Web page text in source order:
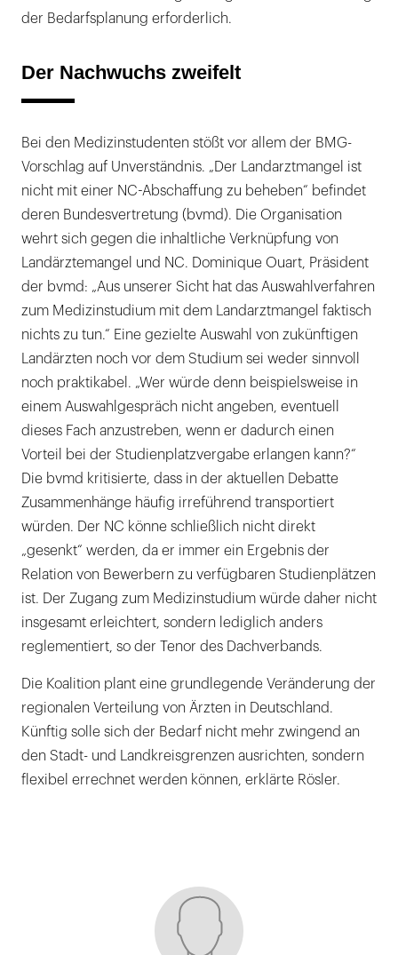
der Bedarfsplanung erforderlich.
Der Nachwuchs zweifelt
Bei den Medizinstudenten stößt vor allem der BMG-
Vorschlag auf Unverständnis. „Der Landarztmangel ist
nicht mit einer NC-Abschaffung zu beheben“ befindet
deren Bundesvertretung (bvmd). Die Organisation
wehrt sich gegen die inhaltliche Verknüpfung von
Landärztemangel und NC. Dominique Ouart, Präsident
der bvmd: „Aus unserer Sicht hat das Auswahlverfahren
zum Medizinstudium mit dem Landarztmangel faktisch
nichts zu tun.“ Eine gezielte Auswahl von zukünftigen
Landärzten noch vor dem Studium sei weder sinnvoll
noch praktikabel. „Wer würde denn beispielsweise in
einem Auswahlgespräch nicht angeben, eventuell
dieses Fach anzustreben, wenn er dadurch einen
Vorteil bei der Studienplatzvergabe erlangen kann?“
Die bvmd kritisierte, dass in der aktuellen Debatte
Zusammenhänge häufig irreführend transportiert
würden. Der NC könne schließlich nicht direkt
„gesenkt“ werden, da er immer ein Ergebnis der
Relation von Bewerbern zu verfügbaren Studienplätzen
ist. Der Zugang zum Medizinstudium würde daher nicht
insgesamt erleichtert, sondern lediglich anders
reglementiert, so der Tenor des Dachverbands.
Die Koalition plant eine grundlegende Veränderung der
regionalen Verteilung von Ärzten in Deutschland.
Künftig solle sich der Bedarf nicht mehr zwingend an
den Stadt- und Landkreisgrenzen ausrichten, sondern
flexibel errechnet werden können, erklärte Rösler.